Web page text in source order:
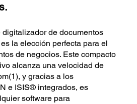
de documentos
la elección perfecta para el
de negocios. Este compacto
alcanza una velocidad de
y gracias a los
e ISIS® integrados, es
software para